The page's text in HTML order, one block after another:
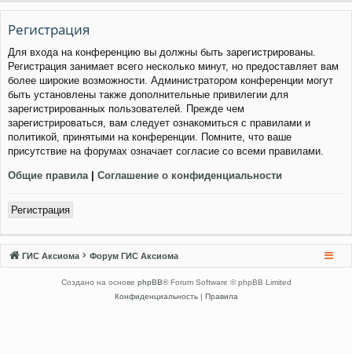
Регистрация
Для входа на конференцию вы должны быть зарегистрированы.
Регистрация занимает всего несколько минут, но предоставляет вам
более широкие возможности. Администратором конференции могут
быть установлены также дополнительные привилегии для
зарегистрированных пользователей. Прежде чем
зарегистрироваться, вам следует ознакомиться с правилами и
политикой, принятыми на конференции. Помните, что ваше
присутствие на форумах означает согласие со всеми правилами.
Общие правила | Соглашение о конфиденциальности
Регистрация
ГИС Аксиома Форум ГИС Аксиома
Создано на основе phpBB® Forum Software © phpBB Limited
Конфиденциальность| Правила